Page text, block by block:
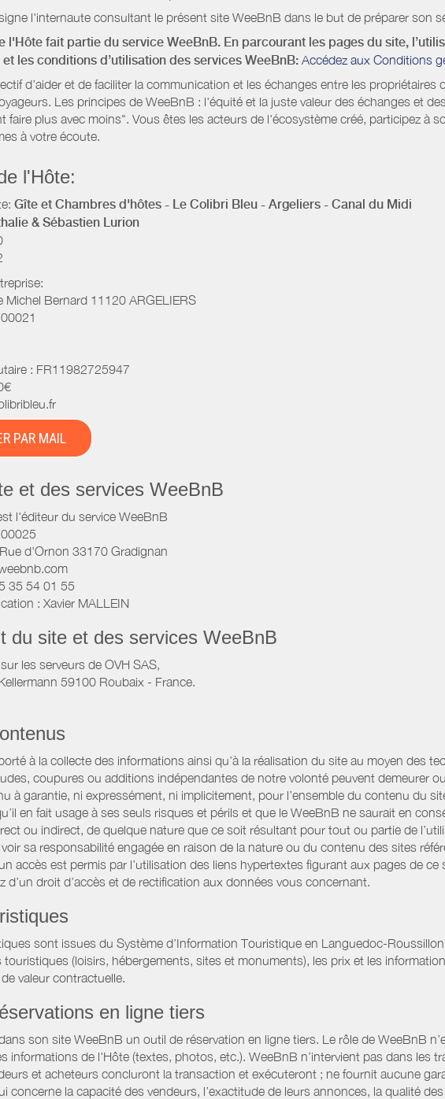
l'internaute consultant le présent site WeeBnB dans le but de préparer son
l'Hôte fait partie du service WeeBnB. En parcourant les pages du site,
les conditions d’utilisation des services WeeBnB: Accédez aux Conditions
d’aider et de faciliter la communication et les échanges entre les
Les principes de WeeBnB : l'équité et la juste valeur des échanges et
faire plus avec moins". Vous êtes les acteurs de l'écosystème créé, participez à
à votre écoute.
l'Hôte:
Gîte et Chambres d'hôtes - Le Colibri Bleu - Argeliers - Canal du Midi
& Sébastien Lurion
Michel Bernard 11120 ARGELIERS
: FR11982725947
PAR MAIL
et des services WeeBnB
l'éditeur du service WeeBnB
d'Ornon 33170 Gradignan
35 54 01 55
: Xavier MALLEIN
du site et des services WeeBnB
les serveurs de OVH SAS,
59100 Roubaix - France.
à la collecte des informations ainsi qu’à la réalisation du site au moyen des
coupures ou additions indépendantes de notre volonté peuvent demeurer
à garantie, ni expressément, ni implicitement, pour l’ensemble du contenu du
en fait usage à ses seuls risques et périls et que le WeeBnB ne saurait en
ou indirect, de quelque nature que ce soit résultant pour tout ou partie de
sa responsabilité engagée en raison de la nature ou du contenu des sites
accès est permis par l’utilisation des liens hypertextes figurant aux pages de
d’un droit d’accès et de rectification aux données vous concernant.
sont issues du Système d’Information Touristique en Languedoc-Roussillon
(loisirs, hébergements, sites et monuments), les prix et les
valeur contractuelle.
en ligne tiers
son site WeeBnB un outil de réservation en ligne tiers. Le rôle de WeeBnB
informations de l'Hôte (textes, photos, etc.). WeeBnB n’intervient pas dans les
et acheteurs concluront la transaction et exécuteront ; ne fournit aucune
concerne la capacité des vendeurs, l’exactitude de leurs annonces, la qualité